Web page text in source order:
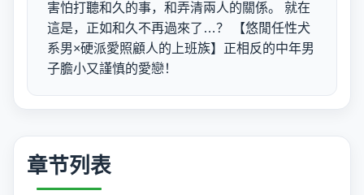
害怕打聽和久的事，和弄清兩人的關係。 就在
這是，正如和久不再過來了…？ 【悠閒任性犬
系男×硬派愛照顧人的上班族】正相反的中年男
子膽小又謹慎的愛戀！
章节列表